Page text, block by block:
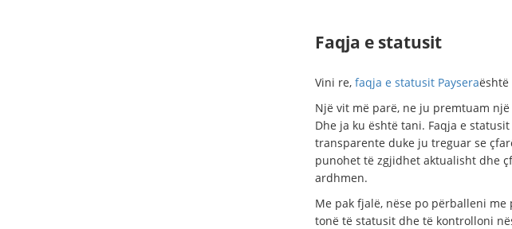
Faqja e statusit
Vini re, faqja e statusit Paysera
Një vit më parë, ne ju premtuam
Dhe ja ku është tani. Faqja e
transparente duke ju treguar se
punohet të zgjidhet aktualisht dhe
ardhmen.
Me pak fjalë, nëse po përballeni
tonë të statusit dhe të kontrolloni